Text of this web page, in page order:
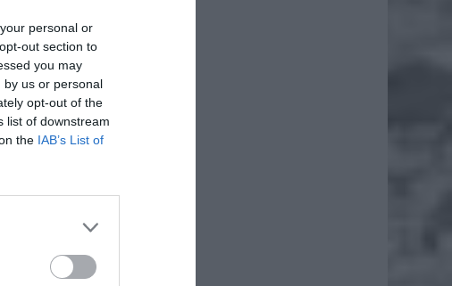
personal or
out section to
you may
by us or personal
opt-out of the
list of downstream
the IAB’s List of
dla